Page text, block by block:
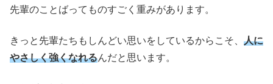
先輩のことばってものすごく重みがあります。
きっと先輩たちもしんどい思いをしているからこそ、 人に
やさしく強くなれるんだと思います。